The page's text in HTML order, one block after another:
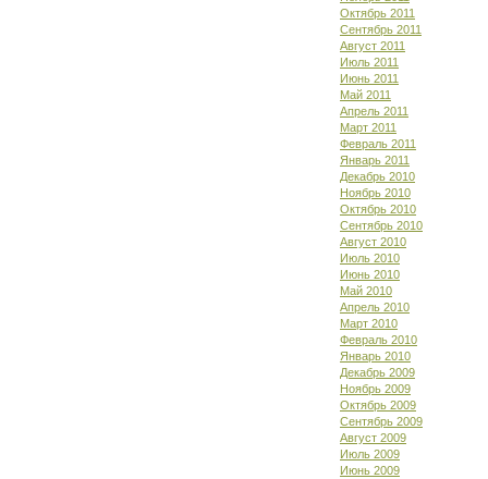
Октябрь 2011
Сентябрь 2011
Август 2011
Июль 2011
Июнь 2011
Май 2011
Апрель 2011
Март 2011
Февраль 2011
Январь 2011
Декабрь 2010
Ноябрь 2010
Октябрь 2010
Сентябрь 2010
Август 2010
Июль 2010
Июнь 2010
Май 2010
Апрель 2010
Март 2010
Февраль 2010
Январь 2010
Декабрь 2009
Ноябрь 2009
Октябрь 2009
Сентябрь 2009
Август 2009
Июль 2009
Июнь 2009